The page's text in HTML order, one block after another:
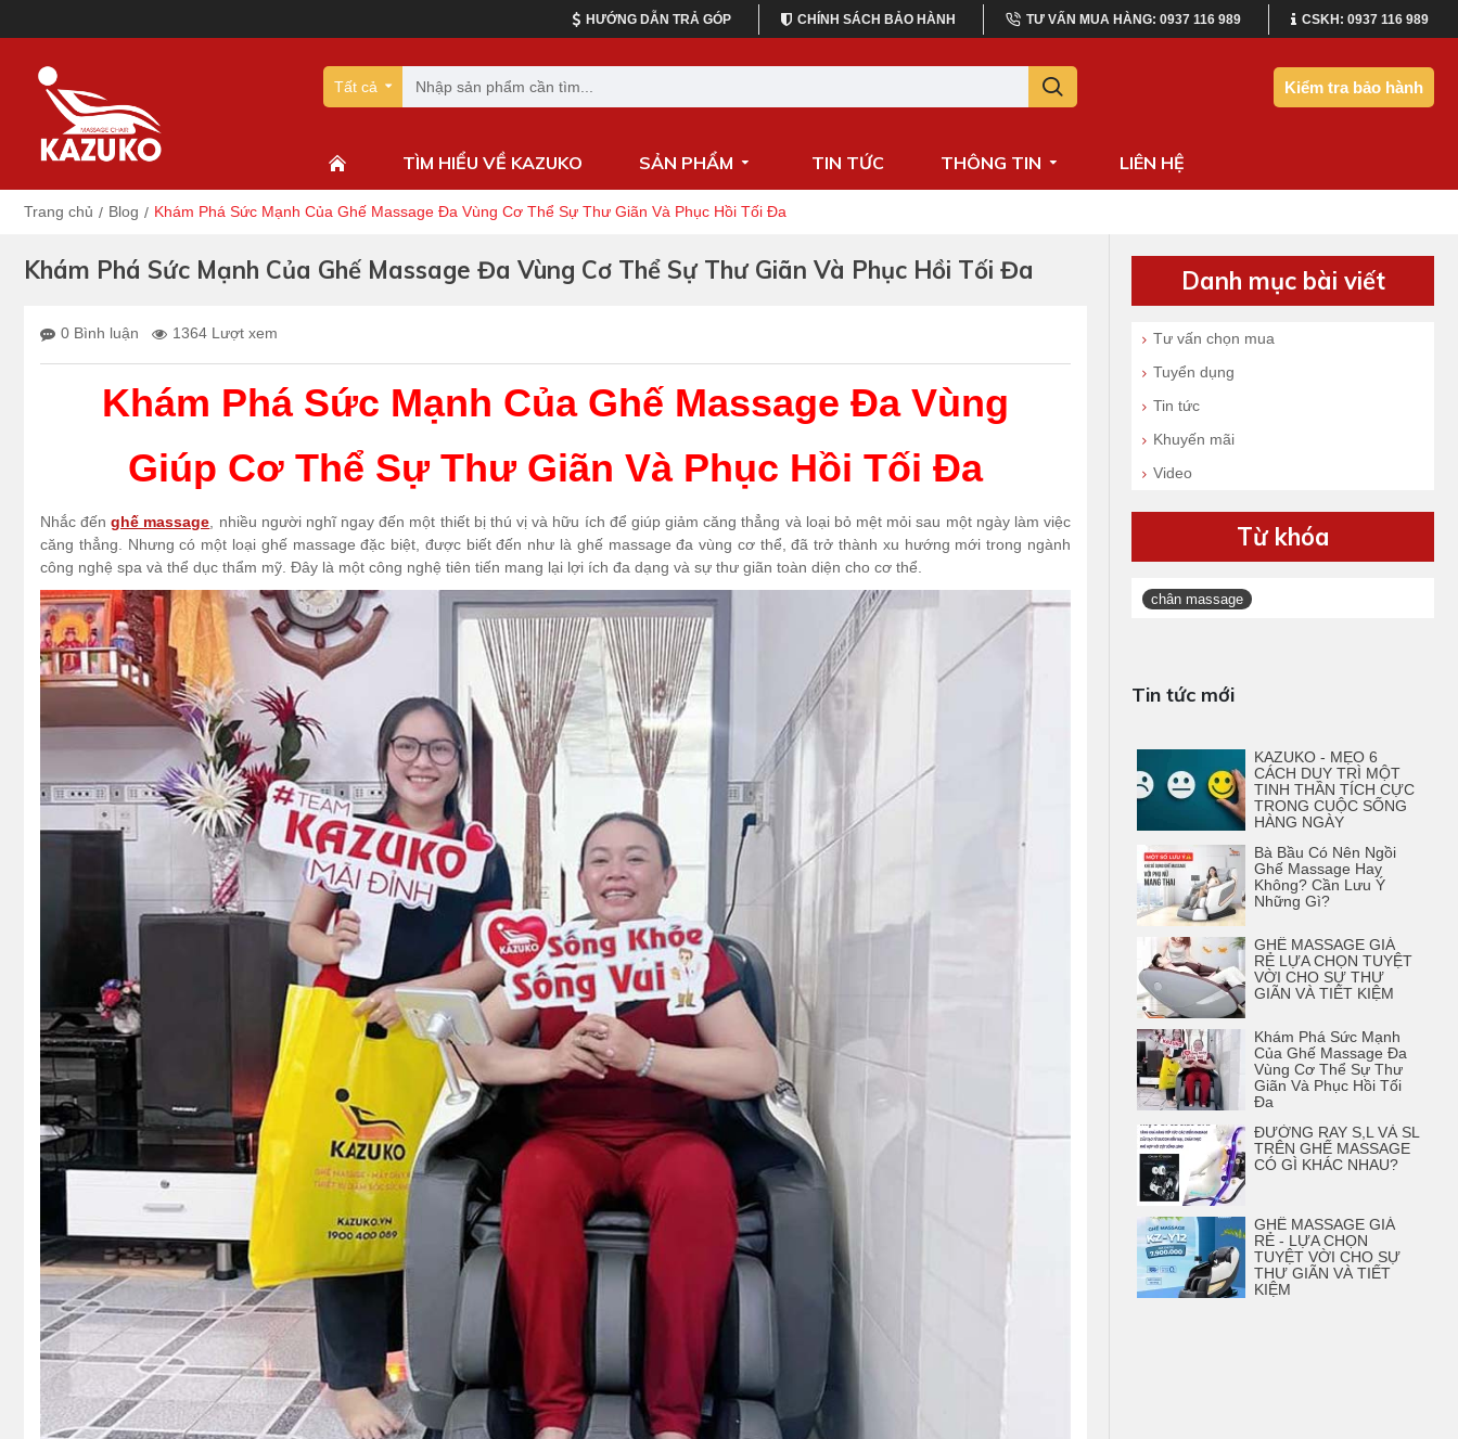
HƯỚNG DẪN TRẢ GÓP CHÍNH SÁCH BẢO HÀNH TƯ VẤN MUA HÀNG: 0937 116 989 CSKH: 0937 116 989
Tất cả Kiểm tra bảo hành
TÌM HIỂU VỀ KAZUKO SẢN PHẨM TIN TỨC THÔNG TIN LIÊN HỆ
Trang chủ Blog Khám Phá Sức Mạnh Của Ghế Massage Đa Vùng Cơ Thể Sự Thư Giãn Và Phục Hồi Tối Đa
Khám Phá Sức Mạnh Của Ghế Massage Đa Vùng Cơ Thể Sự Thư Giãn Và Phục Hồi Tối Đa
0 Bình luận 1364 Lượt xem
Khám Phá Sức Mạnh Của Ghế Massage Đa Vùng
Giúp Cơ Thể Sự Thư Giãn Và Phục Hồi Tối Đa
Nhắc đếnghế massage , nhiều người nghĩ ngay đến một thiết bị thú vị và hữu ích để giúp giảm căng thẳng và loại bỏ mệt mỏi sau một ngày làm việc
căng thẳng. Nhưng có một loại ghế massage đặc biệt, được biết đến như là ghế massage đa vùng cơ thể, đã trở thành xu hướng mới trong ngành
công nghệ spa và thể dục thẩm mỹ. Đây là một công nghệ tiên tiến mang lại lợi ích đa dạng và sự thư giãn toàn diện cho cơ thể.
Danh mục bài viết
Tư vấn chọn mua
Tuyển dụng
Tin tức
Khuyến mãi
Video
Từ khóa
chân massage
Tin tức mới
KAZUKO - MẸO 6
CÁCH DUY TRÌ MỘT
TINH THẦN TÍCH CỰC
TRONG CUỘC SỐNG
HÀNG NGÀY
Bà Bầu Có Nên Ngồi
Ghế Massage Hay
Không? Cần Lưu Ý
Những Gì?
GHẾ MASSAGE GIÁ
RẺ LỰA CHỌN TUYỆT
VỜI CHO SỰ THƯ
GIÃN VÀ TIẾT KIỆM
Khám Phá Sức Mạnh
Của Ghế Massage Đa
Vùng Cơ Thể Sự Thư
Giãn Và Phục Hồi Tối
Đa
ĐƯỜNG RAY S,L VÀ SL
TRÊN GHẾ MASSAGE
CÓ GÌ KHÁC NHAU?
GHẾ MASSAGE GIÁ
RẺ - LỰA CHỌN
TUYỆT VỜI CHO SỰ
THƯ GIÃN VÀ TIẾT
KIỆM